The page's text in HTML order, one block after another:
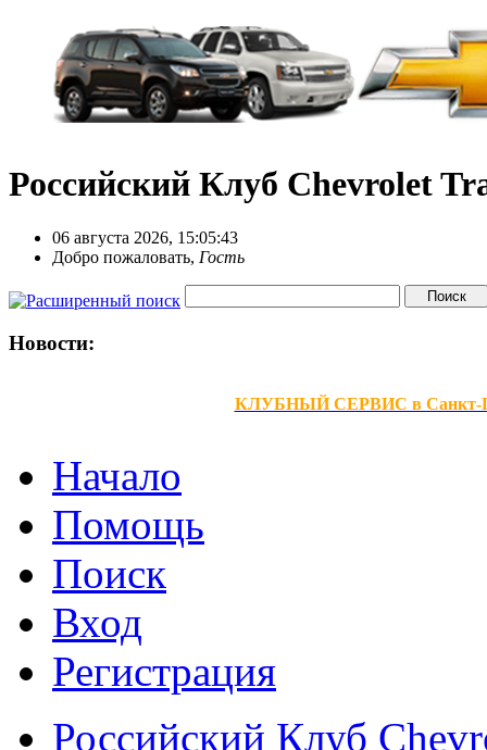
Российский Клуб Chevrolet
06 августа 2026, 15:05:43
Добро пожаловать, Гость
Новости:
КЛУБНЫЙ СЕРВИС в Санкт-
Начало
Помощь
Поиск
Вход
Регистрация
Российский Клуб